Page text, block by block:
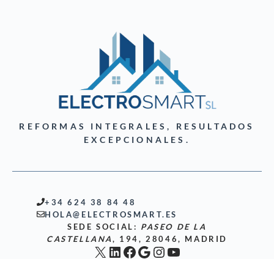
REFORMAS INTEGRALES, RESULTADOS
EXCEPCIONALES.
+34 624 38 84 48
HOLA@ELECTROSMART.ES
SEDE SOCIAL: PASEO DE LA
CASTELLANA, 194, 28046, MADRID
X LinkedIn
Facebook
Google
Instagram
YouTube